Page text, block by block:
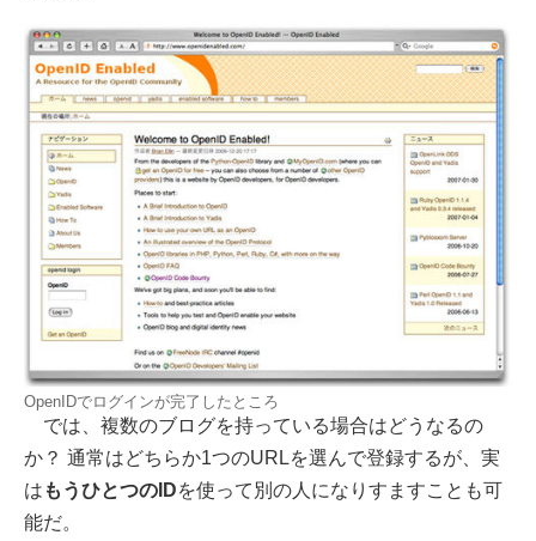
OpenIDでログインが完了したところ
では、複数のブログを持っている場合はどうなるの
か？ 通常はどちらか1つのURLを選んで登録するが、実
は もうひとつのIDを使って別の人になりすますことも可
能だ。